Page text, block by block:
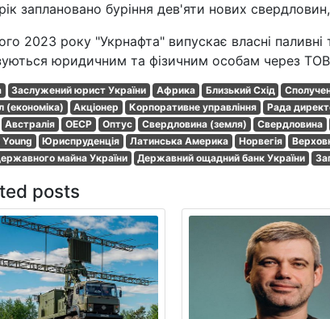
заплановано буріння дев'яти нових
2023 року "Укрнафта" випускає власні
юридичним та фізичним особам через
Заслужений юрист України Африка Близький Схід
(економіка)
Акціонер Корпоративне управління Рада
Австралія ОЕСР Оптус Свердловина (земля) Свердловина
Юриспруденція Латинська Америка Норвегія
майна України
Державний ощадний банк України
posts